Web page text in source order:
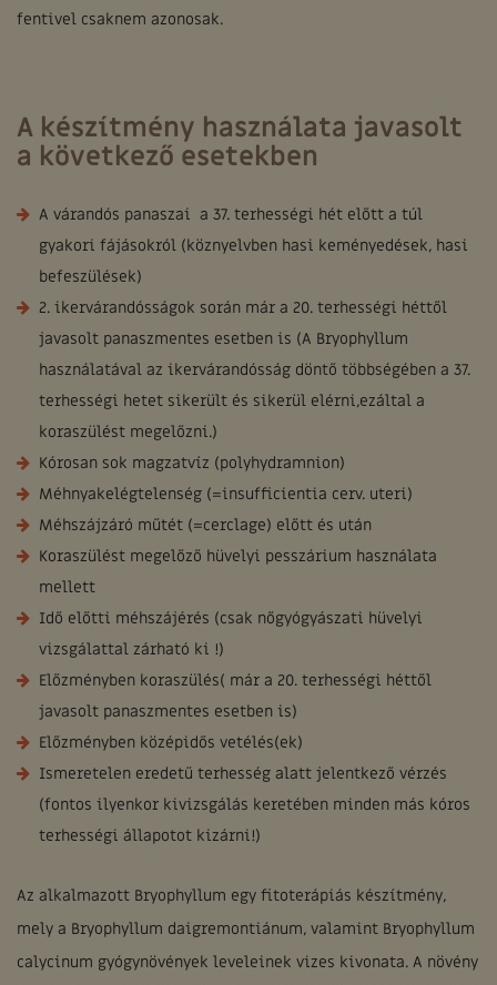
fentivel csaknem azonosak.
A készítmény használata javasolt
a következő esetekben
A várandós panaszai a 37. terhességi hét előtt a túl
gyakori fájásokról (köznyelvben hasi keményedések, hasi
befeszülések)
2. ikervárandósságok során már a 20. terhességi héttől
javasolt panaszmentes esetben is (A Bryophyllum
használatával az ikervárandósság döntő többségében a 37.
terhességi hetet sikerült és sikerül elérni,ezáltal a
koraszülést megelőzni.)
Kórosan sok magzatvíz (polyhydramnion)
Méhnyakelégtelenség (=insufficientia cerv. uteri)
Méhszájzáró műtét (=cerclage) előtt és után
Koraszülést megelőző hüvelyi pesszárium használata
mellett
Idő előtti méhszájérés (csak nőgyógyászati hüvelyi
vizsgálattal zárható ki !)
Előzményben koraszülés( már a 20. terhességi héttől
javasolt panaszmentes esetben is)
Előzményben középidős vetélés(ek)
Ismeretelen eredetű terhesség alatt jelentkező vérzés
(fontos ilyenkor kivizsgálás keretében minden más kóros
terhességi állapotot kizárni!)
Az alkalmazott Bryophyllum egy fitoterápiás készítmény,
mely a Bryophyllum daigremontiánum, valamint Bryophyllum
calycinum gyógynövények leveleinek vizes kivonata. A növény